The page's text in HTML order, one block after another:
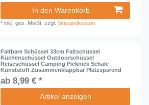
In den Warenkorb
*inkl. ges. MwSt. zzgl.Versandkosten
Faltbare Schüssel 33cm Faltschüssel
Küchenschüssel Outdoorschüssel
Reiseschüssel Camping Picknick Schale
Kunststoff Zusammenklappbar Platzsparend
ab 8,99 € *
Artikel anzeigen